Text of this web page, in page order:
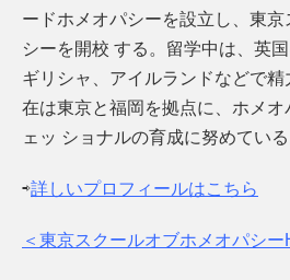
ードホメオパシーを設立し、東
シーを開校 する。留学中は、英
ギリシャ、アイルランドなどで
在は東京と福岡を拠点に、ホメ
ェッ ショナルの育成に努めている
⇨詳しいプロフィールはこちら
＜東京スクールオブホメオパシー